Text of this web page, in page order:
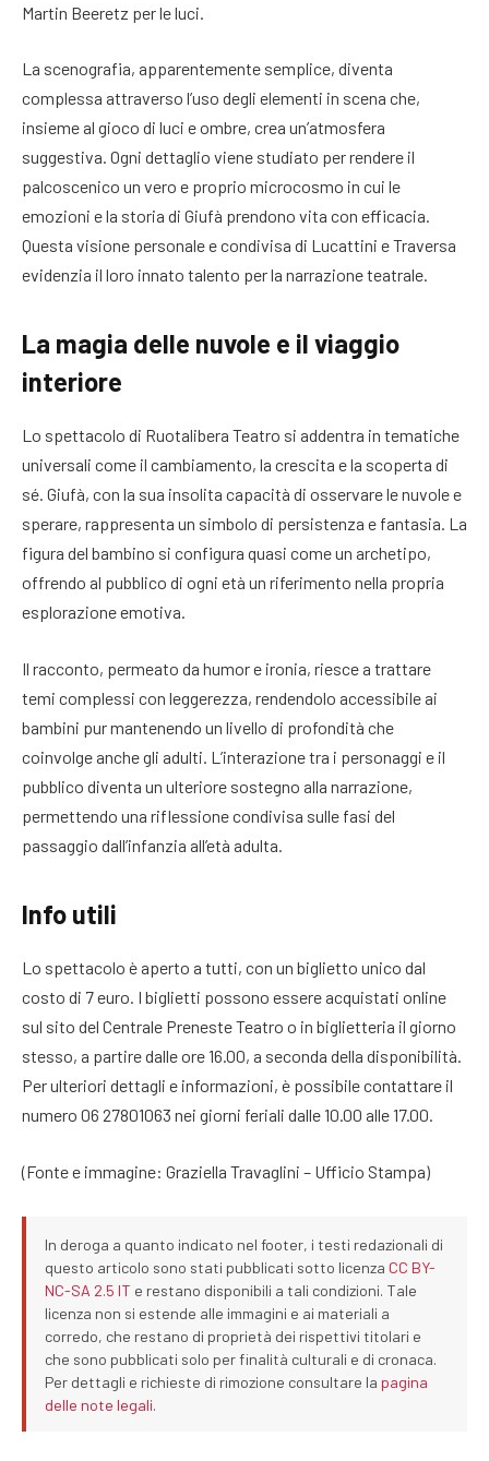
Martin Beeretz per le luci.
La scenografia, apparentemente semplice, diventa
complessa attraverso l’uso degli elementi in scena che,
insieme al gioco di luci e ombre, crea un’atmosfera
suggestiva. Ogni dettaglio viene studiato per rendere il
palcoscenico un vero e proprio microcosmo in cui le
emozioni e la storia di Giufà prendono vita con efficacia.
Questa visione personale e condivisa di Lucattini e Traversa
evidenzia il loro innato talento per la narrazione teatrale.
La magia delle nuvole e il viaggio
interiore
Lo spettacolo di Ruotalibera Teatro si addentra in tematiche
universali come il cambiamento, la crescita e la scoperta di
sé. Giufà, con la sua insolita capacità di osservare le nuvole e
sperare, rappresenta un simbolo di persistenza e fantasia. La
figura del bambino si configura quasi come un archetipo,
offrendo al pubblico di ogni età un riferimento nella propria
esplorazione emotiva.
Il racconto, permeato da humor e ironia, riesce a trattare
temi complessi con leggerezza, rendendolo accessibile ai
bambini pur mantenendo un livello di profondità che
coinvolge anche gli adulti. L’interazione tra i personaggi e il
pubblico diventa un ulteriore sostegno alla narrazione,
permettendo una riflessione condivisa sulle fasi del
passaggio dall’infanzia all’età adulta.
Info utili
Lo spettacolo è aperto a tutti, con un biglietto unico dal
costo di 7 euro. I biglietti possono essere acquistati online
sul sito del Centrale Preneste Teatro o in biglietteria il giorno
stesso, a partire dalle ore 16.00, a seconda della disponibilità.
Per ulteriori dettagli e informazioni, è possibile contattare il
numero 06 27801063 nei giorni feriali dalle 10.00 alle 17.00.
(Fonte e immagine: Graziella Travaglini – Ufficio Stampa)
In deroga a quanto indicato nel footer, i testi redazionali di
questo articolo sono stati pubblicati sotto licenza CC BY-
NC-SA 2.5 IT e restano disponibili a tali condizioni. Tale
licenza non si estende alle immagini e ai materiali a
corredo, che restano di proprietà dei rispettivi titolari e
che sono pubblicati solo per finalità culturali e di cronaca.
Per dettagli e richieste di rimozione consultare la pagina
delle note legali.